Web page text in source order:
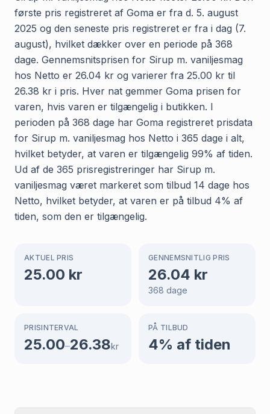
første pris registreret af Goma er fra d. 5. august
2025 og den seneste pris registreret er fra i dag (7.
august), hvilket dækker over en periode på 368
dage. Gennemsnitsprisen for Sirup m. vaniljesmag
hos Netto er 26.04 kr og varierer fra 25.00 kr til
26.38 kr i pris. Hver nat gemmer Goma prisen for
varen, hvis varen er tilgængelig i butikken. I
perioden på 368 dage har Goma registreret prisdata
for Sirup m. vaniljesmag hos Netto i 365 dage i alt,
hvilket betyder, at varen er tilgængelig 99% af tiden.
Ud af de 365 prisregistreringer har Sirup m.
vaniljesmag været markeret som tilbud 14 dage hos
Netto, hvilket betyder, at varen er på tilbud 4% af
tiden, som den er tilgængelig.
AKTUEL PRIS
25.00 kr
GENNEMSNITLIG PRIS
26.04 kr
368 dage
PRISINTERVAL
25.00–26.38kr
PÅ TILBUD
4% af tiden